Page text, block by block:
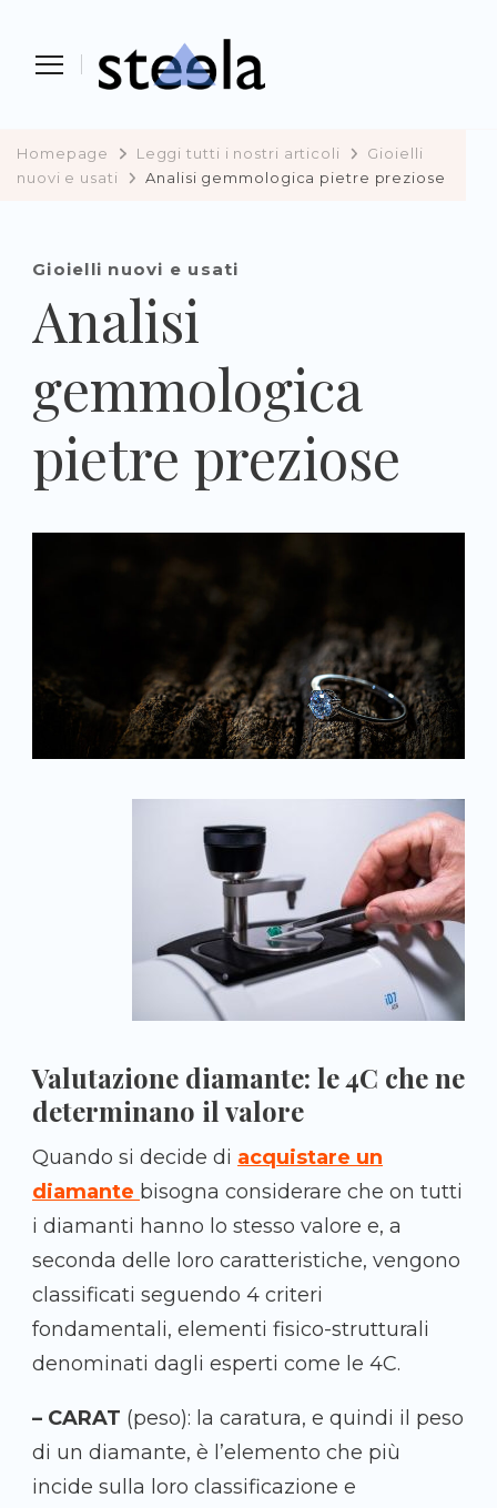
Homepage Leggi tutti i nostri articoli
Gioielli
nuovi e usati
Analisi gemmologica pietre preziose
Gioielli nuovi e usati
Analisi
gemmologica
pietre preziose
Valutazione diamante: le 4C che ne
determinano il valore
Quando si decide di acquistare un
diamante bisogna considerare che on tutti
i diamanti hanno lo stesso valore e, a
seconda delle loro caratteristiche, vengono
classificati seguendo 4 criteri
fondamentali, elementi fisico-strutturali
denominati dagli esperti come le 4C.
– CARAT (peso): la caratura, e quindi il peso
di un diamante, è l’elemento che più
incide sulla loro classificazione e